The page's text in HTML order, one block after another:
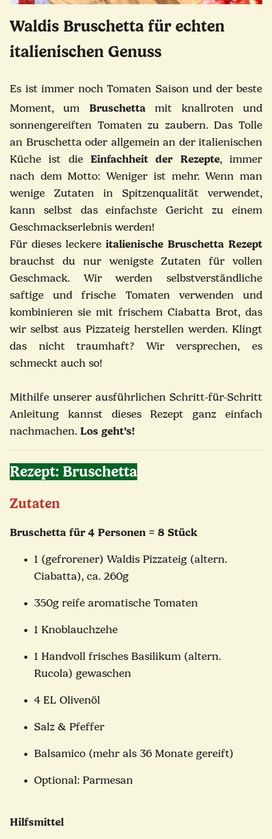
Waldis Bruschetta für echten
italienischen Genuss
Es ist immer noch Tomaten Saison und der beste
Moment, um Bruschettamit knallroten und
sonnengereiften Tomaten zu zaubern. Das Tolle
an Bruschetta oder allgemein an der italienischen
Küche ist die Einfachheit der Rezepte, immer
nach dem Motto: Weniger ist mehr. Wenn man
wenige Zutaten in Spitzenqualität verwendet,
kann selbst das einfachste Gericht zu einem
Geschmackserlebnis werden!
Für dieses leckere italienische Bruschetta Rezept
brauchst du nur wenigste Zutaten für vollen
Geschmack. Wir werden selbstverständliche
saftige und frische Tomaten verwenden und
kombinieren sie mit frischem Ciabatta Brot, das
wir selbst aus Pizzateig herstellen werden. Klingt
das nicht traumhaft? Wir versprechen, es
schmeckt auch so!
Mithilfe unserer ausführlichen Schritt-für-Schritt
Anleitung kannst dieses Rezept ganz einfach
nachmachen. Los geht’s!
Rezept: Bruschetta
Zutaten
Bruschetta für 4 Personen = 8 Stück
1 (gefrorener) Waldis Pizzateig (altern.
Ciabatta), ca. 260g
350g reife aromatische Tomaten
1 Knoblauchzehe
1 Handvoll frisches Basilikum (altern.
Rucola) gewaschen
4 EL Olivenöl
Salz & Pfeffer
Balsamico (mehr als 36 Monate gereift)
Optional: Parmesan
Hilfsmittel